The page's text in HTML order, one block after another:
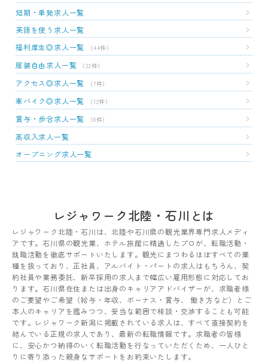
短期・単発求人一覧
英語を使う求人一覧
福利厚生◎求人一覧
（44件）
服装自由求人一覧 （32件）
アクセス◎求人一覧 （7件）
車バイク◎求人一覧 （12件）
賞与・歩合求人一覧 （8件）
高収入求人一覧
オープニング求人一覧
レジャワーク北陸・石川とは
レジャワーク北陸・石川は、北陸や石川県の観光業界専門求人メディ
アです。石川県の観光業、ホテル旅館に精通したプロが、転職活動・
就職活動を徹底サポートいたします。観光にまつわるほぼすべての業
種を扱っており、正社員、アルバイト・パートの求人はもちろん、契
約社員や業務委託、新卒採用の求人まで幅広い雇用形態に対応してお
ります。石川県在住または出身のキャリアアドバイザーが、求職者様
のご要望やご希望（給与・年収、ボーナス・賞与、 働き方など）とご
本人のキャリアを鑑みつつ、妥当な範囲で相談・交渉することも可能
です。レジャワーク新潟に掲載されている求人は、すべて直接契約を
結んでいる正規の求人であり、最新の転職情報です。求職者の皆様
に、安心かつ納得のいく転職活動を行なっていただくため、一人ひと
りに寄り添った親身なサポートをお約束いたします。